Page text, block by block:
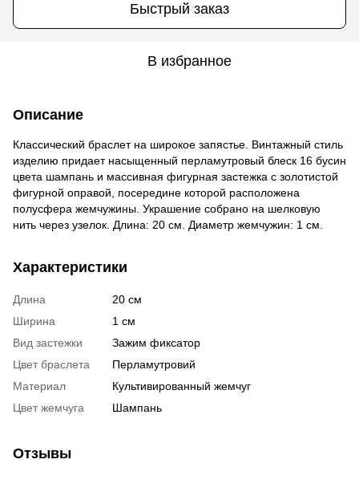
Быстрый заказ
В избранное
Описание
Классический браслет на широкое запястье. Винтажный стиль
изделию придает насыщенный перламутровый блеск 16 бусин
цвета шампань и массивная фигурная застежка с золотистой
фигурной оправой, посередине которой расположена
полусфера жемчужины. Украшение собрано на шелковую
нить через узелок. Длина: 20 см. Диаметр жемчужин: 1 см.
Характеристики
Длина
20 см
Ширина
1 см
Вид застежки
Зажим фиксатор
Цвет браслета
Перламутровий
Материал
Культивированный жемчуг
Цвет жемчуга
Шампань
Отзывы